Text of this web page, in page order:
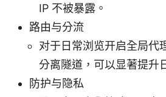
IP 不被暴露。
路由与分流
对于日常浏览开启全局代
分离隧道，可以显著提升
防护与隐私